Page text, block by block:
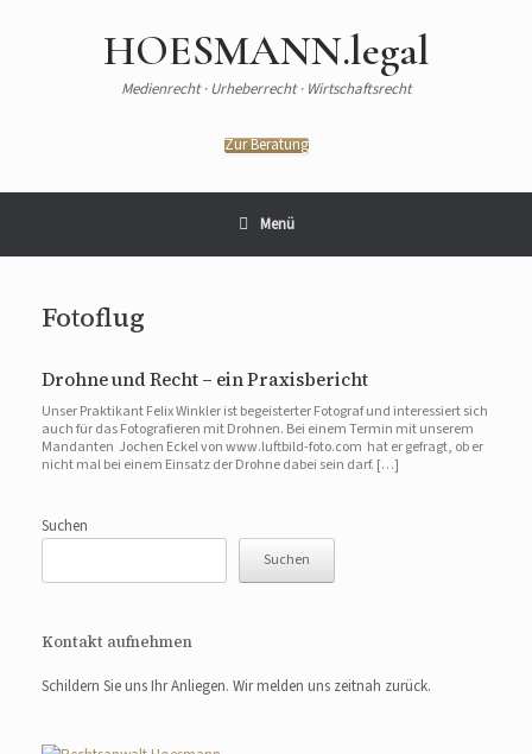
HOESMANN.legal
Medienrecht · Urheberrecht · Wirtschaftsrecht
Zur Beratung
Menü
Fotoflug
Drohne und Recht – ein Praxisbericht
Unser Praktikant Felix Winkler ist begeisterter Fotograf und interessiert sich
auch für das Fotografieren mit Drohnen. Bei einem Termin mit unserem
Mandanten Jochen Eckel von www.luftbild-foto.com hat er gefragt, ob er
nicht mal bei einem Einsatz der Drohne dabei sein darf. […]
Suchen
Suchen
Kontakt aufnehmen
Schildern Sie uns Ihr Anliegen. Wir melden uns zeitnah zurück.